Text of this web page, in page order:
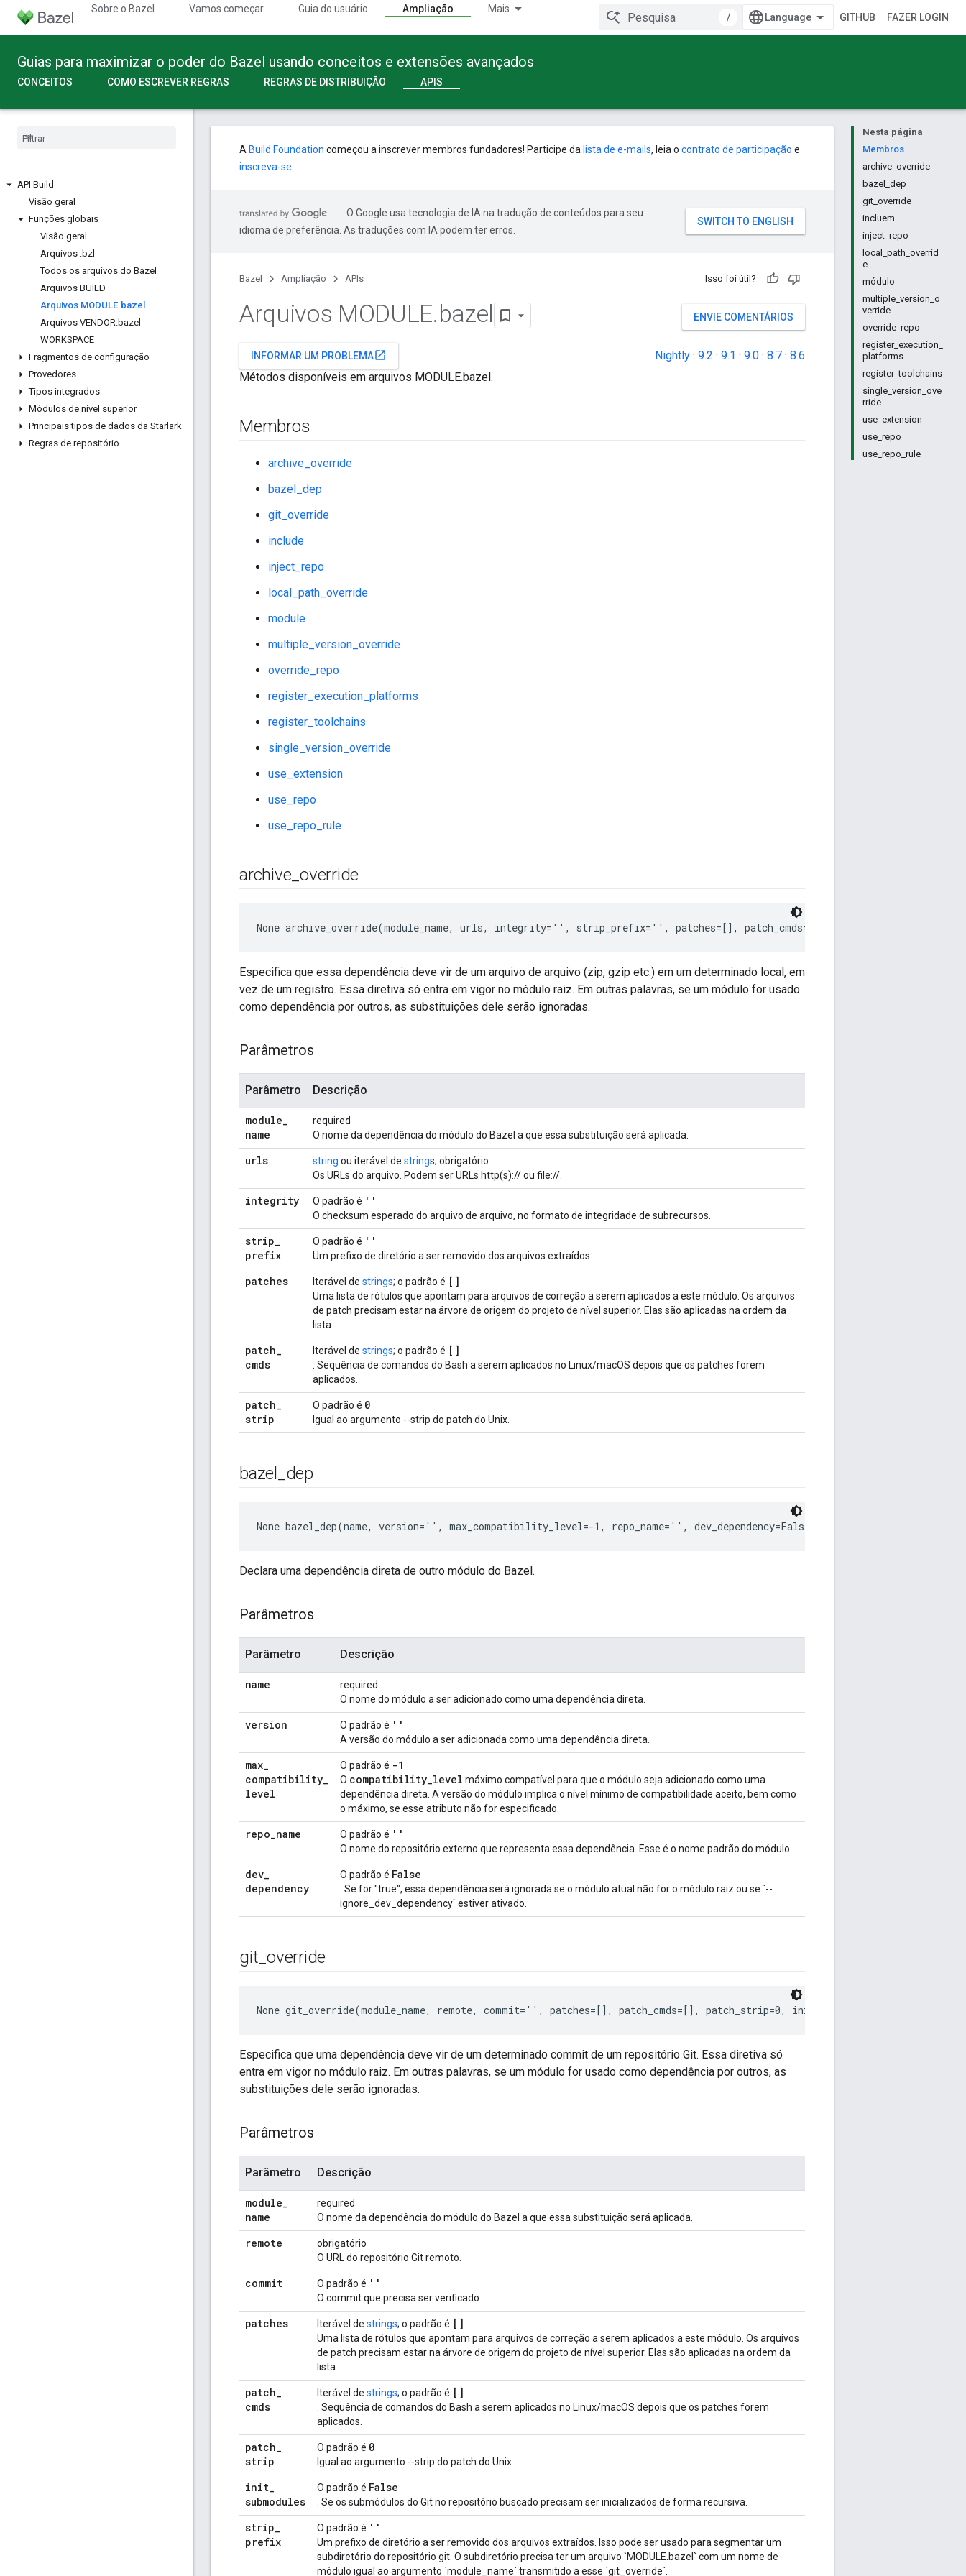
Sobre o Bazel Vamos começar Guia do usuário Ampliação Mais
/ GITHUB FAZER LOGIN
Guias para maximizar o poder do Bazel usando conceitos e extensões avançados
CONCEITOS COMO ESCREVER REGRAS REGRAS DE DISTRIBUIÇÃO APIS
API Build
Visão geral
Funções globais
Visão geral
Arquivos .bzl
Todos os arquivos do Bazel
Arquivos BUILD
Arquivos MODULE. bazel
Arquivos VENDOR.bazel
WORKSPACE
Fragmentos de configuração
Provedores
Tipos integrados
Módulos de nível superior
Principais tipos de dados da Starlark
Regras de repositório
Nesta página
Membros
archive_override
bazel_dep
git_override
incluem
inject_repo
local_path_overrid
e
módulo
multiple_version_o
verride
override_repo
register_execution_
platforms
register_toolchains
single_version_ove
rride
use_extension
use_repo
use_repo_rule
A Build Foundation começou a inscrever membros fundadores! Participe da lista de e-mails, leia o contrato de participação e
inscreva-se
O Google usa tecnologia de IA na tradução de conteúdos para seu
idioma de preferência. As traduções com IA podem ter erros.
Bazel Ampliação APIs Isso foi útil?
ENVIE COMENTÁRIOS
Arquivos MODULE.bazel
INFORMAR UM PROBLEMAopen_in_new Nightly · 9.2 · 9.1 · 9.0 · 8.7 · 8.6
Métodos disponíveis em arquivos MODULE.bazel.
Membros
archive_override
bazel_dep
git_override
include
inject_repo
local_path_override
module
multiple_version_override
override_repo
register_execution_platforms
register_toolchains
single_version_override
use_extension
use_repo
use_repo_rule
archive _override
None archive_override(module_name, urls, integrity='', strip_prefix='', patches=[], patch_cmds=[], patch_strip=0)
Especifica que essa dependência deve vir de um arquivo de arquivo (zip, gzip etc.) em um determinado local, em
vez de um registro. Essa diretiva só entra em vigor no módulo raiz. Em outras palavras, se um módulo for usado
como dependência por outros, as substituições dele serão ignoradas.
Parâmetros
Parâmetro Descrição
module_
name
required
O nome da dependência do módulo do Bazel a que essa substituição será aplicada.
urls string ou iterável de strings; obrigatório
Os URLs do arquivo. Podem ser URLs http(s):// ou file://.
integrity O padrão é ''
O checksum esperado do arquivo de arquivo, no formato de integridade de subrecursos.
strip_
prefix
O padrão é ''
Um prefixo de diretório a ser removido dos arquivos extraídos.
patches Iterável de strings; o padrão é []
Uma lista de rótulos que apontam para arquivos de correção a serem aplicados a este módulo. Os arquivos
de patch precisam estar na árvore de origem do projeto de nível superior. Elas são aplicadas na ordem da
lista.
patch_
cmds
Iterável de strings; o padrão é []
. Sequência de comandos do Bash a serem aplicados no Linux/macOS depois que os patches forem
aplicados.
patch_
strip
O padrão é 0
Igual ao argumento --strip do patch do Unix.
bazel dep
None bazel_dep(name, version='', max_compatibility_level=-1, repo_name='', dev_dependency=False)
Declara uma dependência direta de outro módulo do Bazel.
Parâmetros
Parâmetro Descrição
name
required
O nome do módulo a ser adicionado como uma dependência direta.
version O padrão é ''
A versão do módulo a ser adicionada como uma dependência direta.
max_
compatibility_
level
O padrão é -1
O compatibility_level máximo compatível para que o módulo seja adicionado como uma
dependência direta. A versão do módulo implica o nível mínimo de compatibilidade aceito, bem como
o máximo, se esse atributo não for especificado.
repo_name O padrão é ''
O nome do repositório externo que representa essa dependência. Esse é o nome padrão do módulo.
dev_
dependency
O padrão é False
. Se for "true", essa dependência será ignorada se o módulo atual não for o módulo raiz ou se `--
ignore_dev_dependency` estiver ativado.
git _override
None git_override(module_name, remote, commit='', patches=[], patch_cmds=[], patch_strip=0, init_submodules=False,
Especifica que uma dependência deve vir de um determinado commit de um repositório Git. Essa diretiva só
entra em vigor no módulo raiz. Em outras palavras, se um módulo for usado como dependência por outros, as
substituições dele serão ignoradas.
Parâmetros
Parâmetro Descrição
module_
name
required
O nome da dependência do módulo do Bazel a que essa substituição será aplicada.
remote
obrigatório
O URL do repositório Git remoto.
commit O padrão é ''
O commit que precisa ser verificado.
patches Iterável de strings; o padrão é []
Uma lista de rótulos que apontam para arquivos de correção a serem aplicados a este módulo. Os arquivos
de patch precisam estar na árvore de origem do projeto de nível superior. Elas são aplicadas na ordem da
lista.
patch_
cmds
Iterável de strings; o padrão é []
. Sequência de comandos do Bash a serem aplicados no Linux/macOS depois que os patches forem
aplicados.
patch_
strip
O padrão é 0
Igual ao argumento --strip do patch do Unix.
init_
submodules
O padrão é False
. Se os submódulos do Git no repositório buscado precisam ser inicializados de forma recursiva.
strip_
prefix
O padrão é ''
Um prefixo de diretório a ser removido dos arquivos extraídos. Isso pode ser usado para segmentar um
subdiretório do repositório git. O subdiretório precisa ter um arquivo `MODULE.bazel` com um nome de
módulo igual ao argumento `module_name` transmitido a esse `git_override`.